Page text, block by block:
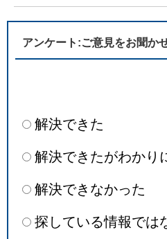
アンケート:ご意見をお聞か
解決できた
解決できたがわかり
解決できなかった
探している情報では